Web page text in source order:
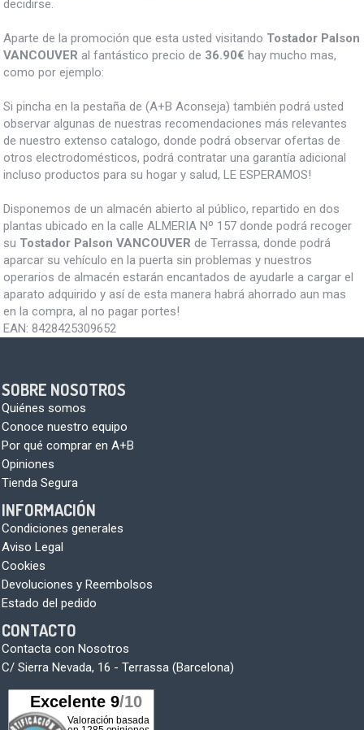
decidirse.
Aparte de la promoción que esta usted visitando Tostador Palson
VANCOUVER al fantástico precio de 36.90€ hay mucho mas,
como por ejemplo:
Si pincha en la pestaña de (A+B Aconseja) también podrá usted
observar algunas de nuestras recomendaciones más relevantes
de nuestro extenso catalogo, donde podrá observar ofertas de
otros electrodomésticos, podrá contratar una garantía adicional
incluso productos para su hogar y salud, LE ESPERAMOS!
Disponemos de un almacén abierto al público, repartido en dos
plantas ubicado en la calle ALMERIA Nº 157 donde podrá recoger
su Tostador Palson VANCOUVER de Terrassa, donde podrá
aparcar su vehículo en la puerta sin problemas y nuestros
operarios de almacén estarán encantados de ayudarle a cargar el
aparato adquirido y así de esta manera habrá ahorrado aun mas
en la compra, al no pagar portes!
EAN: 8428425309652
SOBRE NOSOTROS
Quiénes somos
Conoce nuestro equipo
Por qué comprar en A+B
Opiniones
Tienda Segura
INFORMACIÓN
Condiciones generales
Aviso Legal
Cookies
Devoluciones y Reembolsos
Estado del pedido
CONTACTO
Contacta con Nosotros
C/ Sierra Nevada, 16 - Terrassa (Barcelona)